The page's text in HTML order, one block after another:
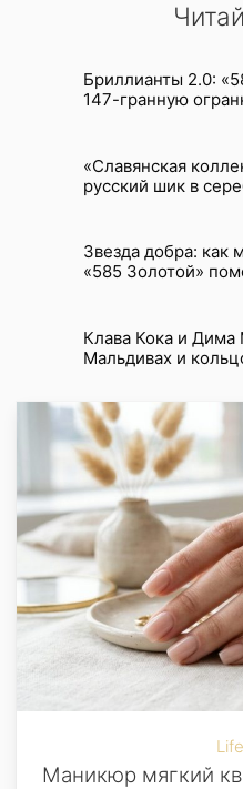
Бриллианты 2.0:
147-гранную
«Славянская
русский шик в
Звезда добра: как
«585 Золотой»
Клава Кока и Дима
Мальдивах и
Маникюр мягкий